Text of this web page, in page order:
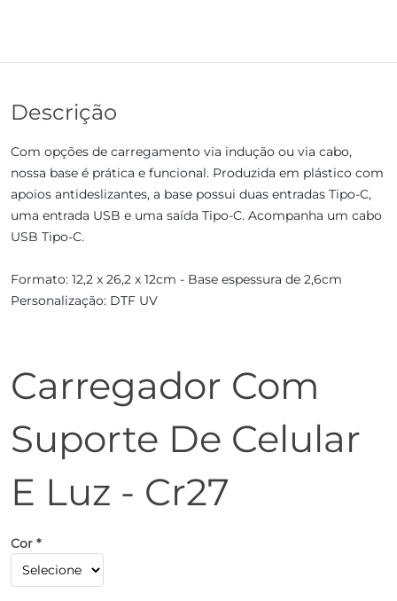
Descrição
Com opções de carregamento via indução ou via cabo,
nossa base é prática e funcional. Produzida em plástico com
apoios antideslizantes, a base possui duas entradas Tipo-C,
uma entrada USB e uma saída Tipo-C. Acompanha um cabo
USB Tipo-C.
Formato: 12,2 x 26,2 x 12cm - Base espessura de 2,6cm
Personalização: DTF UV
Carregador Com
Suporte De Celular
E Luz - Cr27
Cor *